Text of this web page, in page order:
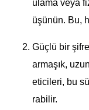
ulama veya
üşünün. Bu,
Güçlü bir
armaşık,
eticileri, bu
rabilir.